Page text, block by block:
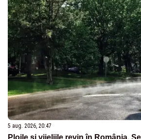
5 aug. 2026, 20:47